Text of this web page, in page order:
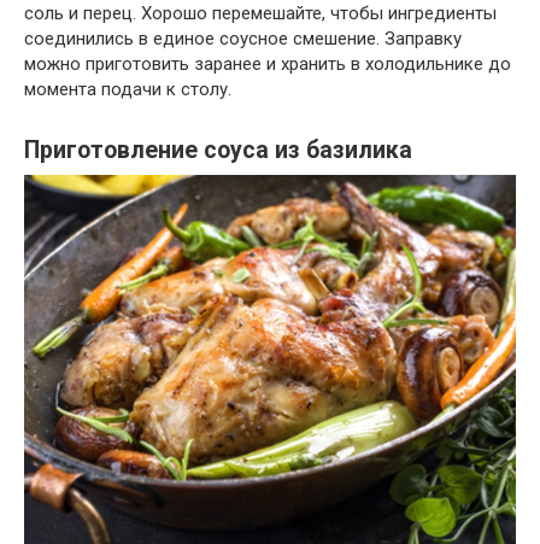
соль и перец. Хорошо перемешайте, чтобы ингредиенты
соединились в единое соусное смешение. Заправку
можно приготовить заранее и хранить в холодильнике до
момента подачи к столу.
Приготовление соуса из базилика